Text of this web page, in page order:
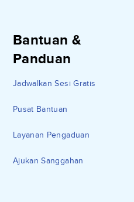
Bantuan &
Panduan
Jadwalkan Sesi Gratis
Pusat Bantuan
Layanan Pengaduan
Ajukan Sanggahan